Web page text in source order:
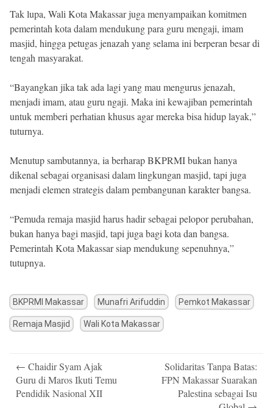
Tak lupa, Wali Kota Makassar juga menyampaikan komitmen
pemerintah kota dalam mendukung para guru mengaji, imam
masjid, hingga petugas jenazah yang selama ini berperan besar di
tengah masyarakat.
“Bayangkan jika tak ada lagi yang mau mengurus jenazah,
menjadi imam, atau guru ngaji. Maka ini kewajiban pemerintah
untuk memberi perhatian khusus agar mereka bisa hidup layak,”
tuturnya.
Menutup sambutannya, ia berharap BKPRMI bukan hanya
dikenal sebagai organisasi dalam lingkungan masjid, tapi juga
menjadi elemen strategis dalam pembangunan karakter bangsa.
“Pemuda remaja masjid harus hadir sebagai pelopor perubahan,
bukan hanya bagi masjid, tapi juga bagi kota dan bangsa.
Pemerintah Kota Makassar siap mendukung sepenuhnya,”
tutupnya.
BKPRMI Makassar Munafri Arifuddin Pemkot Makassar
Remaja Masjid Wali Kota Makassar
navigation
← Chaidir Syam Ajak
Guru di Maros Ikuti Temu
Pendidik Nasional XII
Solidaritas Tanpa Batas:
FPN Makassar Suarakan
Palestina sebagai Isu